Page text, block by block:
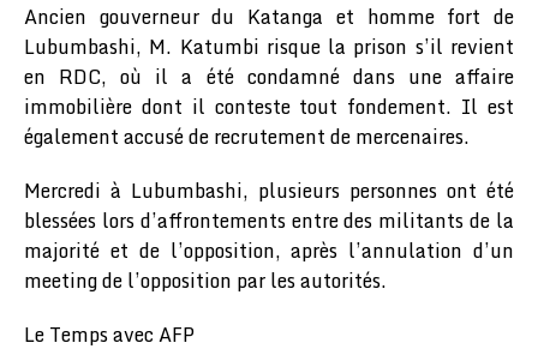
Ancien gouverneur du Katanga et homme fort de
Lubumbashi, M. Katumbi risque la prison s’il revient
en RDC, où il a été condamné dans une affaire
immobilière dont il conteste tout fondement. Il est
également accusé de recrutement de mercenaires.
Mercredi à Lubumbashi, plusieurs personnes ont été
blessées lors d’affrontements entre des militants de la
majorité et de l’opposition, après l’annulation d’un
meeting de l’opposition par les autorités.
Le Temps avec AFP